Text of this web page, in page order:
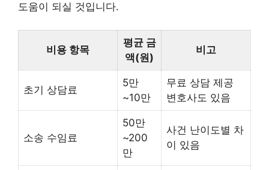
도움이 되실 것입니다.
비용 항목
평균 금
액(원)
비고
초기 상담료
5만
~10만
무료 상담 제공
변호사도 있음
소송 수임료
50만
~200
만
사건 난이도별 차
이 있음